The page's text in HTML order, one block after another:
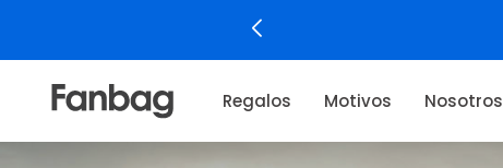
Regalos Motivos Nosotros